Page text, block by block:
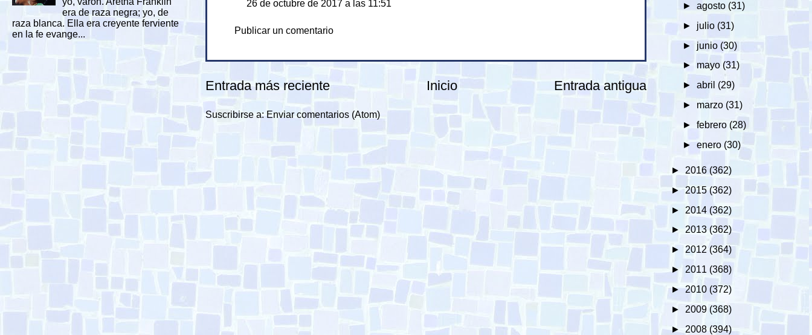
26 de octubre de 2017 a las 11:51
Publicar un comentario
Entrada más reciente Entrada antigua
Inicio
Suscribirse a: Enviar comentarios (Atom)
era de raza negra; yo, de
raza blanca. Ella era creyente ferviente
en la fe evange...
► agosto (31)
► julio (31)
► junio (30)
► mayo (31)
► abril (29)
► marzo (31)
► febrero (28)
► enero (30)
► 2016 (362)
►2015 (362)
► 2014 (362)
► 2013 (362)
► 2012 (364)
► 2011 (368)
►2010 (372)
► 2009 (368)
► 2008 (394)